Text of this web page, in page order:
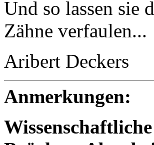
Und so lassen sie
Zähne verfaulen...
Aribert Deckers
Anmerkungen: